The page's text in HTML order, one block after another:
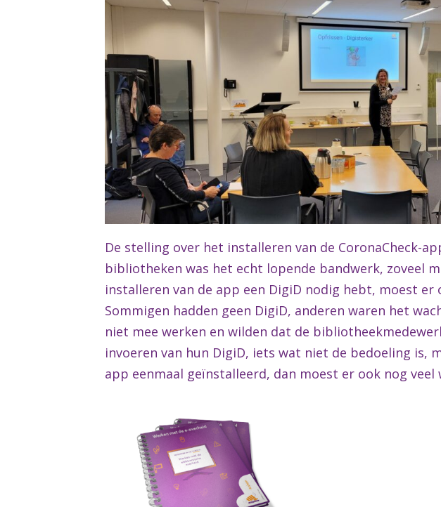
De stelling over het installeren van de CoronaCheck-
bibliotheken was het echt lopende bandwerk, zoveel
installeren van de app een DigiD nodig hebt, moest
Sommigen hadden geen DigiD, anderen waren het
niet mee werken en wilden dat de
invoeren van hun DigiD, iets wat niet de bedoeling is,
app eenmaal geïnstalleerd, dan moest er ook nog